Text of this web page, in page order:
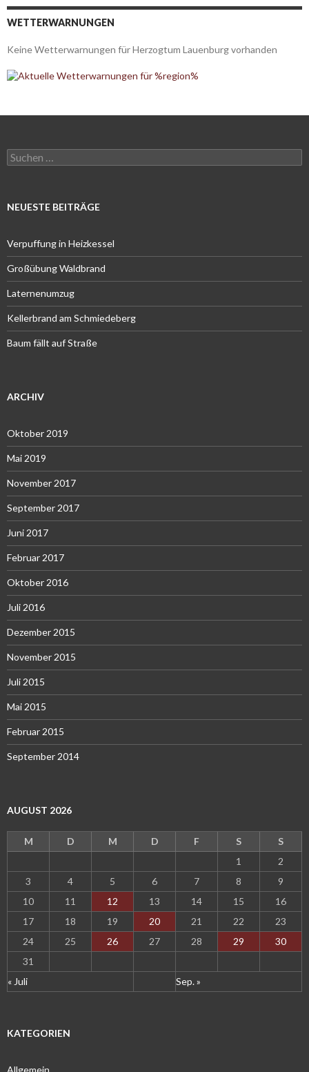
WETTERWARNUNGEN
Keine Wetterwarnungen für Herzogtum Lauenburg vorhanden
Suchen
nach:
NEUESTE BEITRÄGE
Verpuffung in Heizkessel
Großübung Waldbrand
Laternenumzug
Kellerbrand am Schmiedeberg
Baum fällt auf Straße
ARCHIV
Oktober 2019
Mai 2019
November 2017
September 2017
Juni 2017
Februar 2017
Oktober 2016
Juli 2016
Dezember 2015
November 2015
Juli 2015
Mai 2015
Februar 2015
September 2014
AUGUST 2026
M D M D F S
S
1
2
3
4 5 6 7 8
9
10
11 12 13 14 15
16
17
18 19 20 21 22
23
24
25 26 27 28 29
30
31
« Juli
Sep. »
KATEGORIEN
Allgemein